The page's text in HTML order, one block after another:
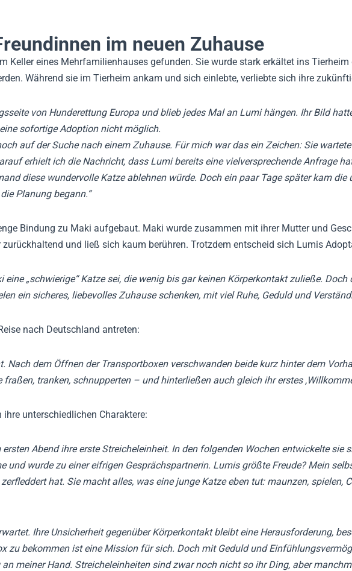
im neuen Zuhause
Keller eines Mehrfamilienhauses gefunden. Sie wurde stark erkältet ins
Während sie im Tierheim ankam und sich einlebte, verliebte sich ihre
von Hunderettung Europa und blieb jedes Mal an Lumi hängen. Ihr Bild
sofortige Adoption nicht möglich.
auf der Suche nach einem Zuhause. Für mich war das ein Zeichen: Sie
erhielt ich die Nachricht, dass Lumi bereits eine vielversprechende Anfrage
diese wundervolle Katze ablehnen würde. Doch ein paar Tage später kam
Planung begann.“
Bindung zu Maki aufgebaut. Maki wurde zusammen mit ihrer Mutter und
und ließ sich kaum berühren. Trotzdem entscheid sich Lumis
„schwierige“ Katze sei, die wenig bis gar keinen Körperkontakt zuließe.
ein sicheres, liebevolles Zuhause schenken, mit viel Ruhe, Geduld und
nach Deutschland antreten:
Nach dem Öffnen der Transportboxen verschwanden beide kurz hinter dem
tranken, schnupperten – und hinterließen auch gleich ihr erstes
unterschiedlichen Charaktere:
Abend ihre erste Streicheleinheit. In den folgenden Wochen entwickelte sie
und wurde zu einer eifrigen Gesprächspartnerin. Lumis größte Freude? Mein
hat. Sie macht alles, was eine junge Katze eben tut: maunzen, spielen,
Ihre Unsicherheit gegenüber Körperkontakt bleibt eine Herausforderung,
zu bekommen ist eine Mission für sich. Doch mit Geduld und
meiner Hand. Streicheleinheiten sind zwar noch nicht so ihr Ding, aber